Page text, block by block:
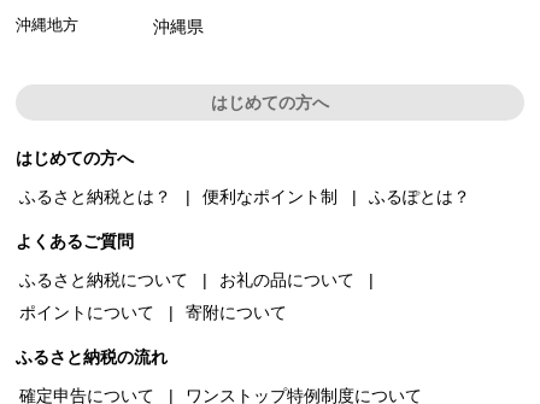
沖縄地方 沖縄県
はじめての方へ
はじめての方へ
ふるさと納税とは？
便利なポイント制 ふるぽとは？
よくあるご質問
ふるさと納税について
お礼の品について
ポイントについて
寄附について
ふるさと納税の流れ
確定申告について
ワンストップ特例制度について